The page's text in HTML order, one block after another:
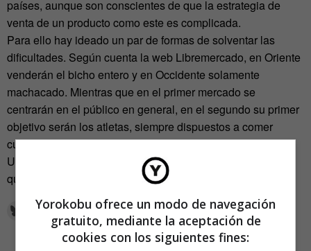
países, aunque son conscientes de que la estrategia de
venta de un producto como este es complicada.
Para ello hay ideado un par de formas de solventar las
dificultades. Según cuenta la web Libremercado, en Oriente
venderán el bicho entero y en Occidente solamente
machacado. Mientras que en el primer mercado se
centrarán en el público en general, en el segundo su primer
objetivo serán los atletas, siempre dispuestos a comer
cualquier cosa que mejore el rendimiento.
Un estrategia interesante, que puede ser que funcione o
quede en la estacada. La cuestión es intentarlo.
Yorokobu ofrece un modo de navegación
gratuito, mediante la aceptación de
cookies con los siguientes fines: